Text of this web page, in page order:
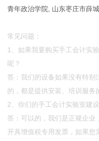
青年政治学院, 山东枣庄市薛
常见问题：
1、如果我要购买手工会计实
呢？
答：我们的设备如果没有特别
的，都是提供安装、培训服务
2、你们的手工会计实验室建
答：可以的，我们是正规企业
开具增值税专用发票，如果您